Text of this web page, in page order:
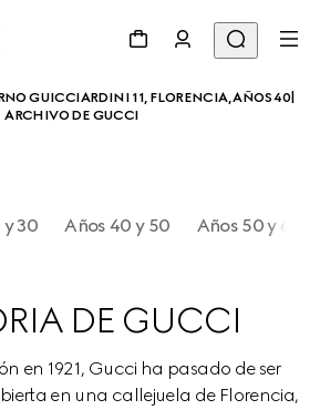
GUICCIARDINI 11, FLORENCIA, AÑOS 40|
ARCHIVO DE GUCCI
y 30 Años 40 y 50 Años 50 y 60
DE GUCCI
en 1921, Gucci ha pasado de ser
en una callejuela de Florencia,